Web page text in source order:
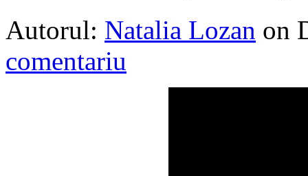
Autorul: Natalia Lozan on
comentariu